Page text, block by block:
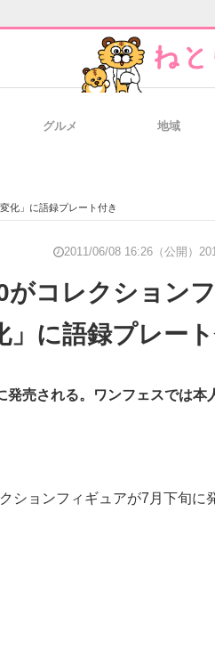
合サイト IT製品の技術・比較・
グルメ 地域
化」に語録プレート付き
2011/06/08 16:26（公開）
がコレクション
に語録プレート
売される。ワンフェスでは本
ョンフィギュアが7月下旬に